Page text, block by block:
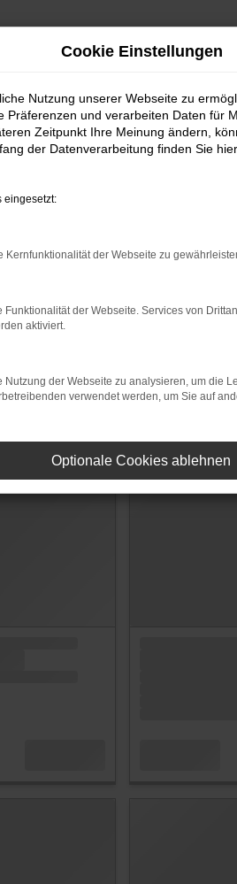
Fahrzeug-
Cookie Einstellungen
Nutzung unserer Webseite zu
und verarbeiten Daten für
Zeitpunkt Ihre Meinung ändern,
der Datenverarbeitung finden Sie
eingesetzt:
Kernfunktionalität der Webseite zu
der Webseite. Services von
aktiviert.
der Webseite zu analysieren, um die
verwendet werden, um Sie auf
Optionale Cookies ablehnen